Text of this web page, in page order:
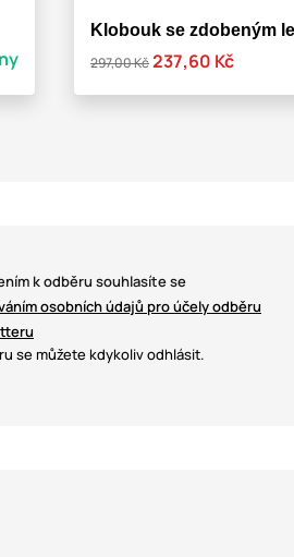
Klobouk se zdobeným
297,00 Kč237,60 Kč
k odběru souhlasíte se
osobních údajů pro účely odběru
se můžete kdykoliv odhlásit.